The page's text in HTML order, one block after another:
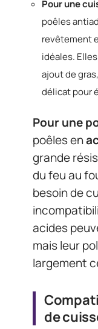
Pour une
poêles
revêtement
idéales.
ajout de
délicat pour
Pour une
poêles en
grande
du feu au
besoin de
acides
mais leur
largement
de